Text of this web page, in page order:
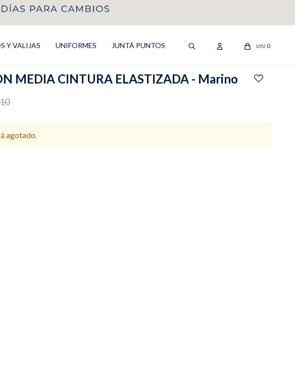
Y VALIJAS UNIFORMES JUNTÁ PUNTOS UYU 0
MEDIA CINTURA ELASTIZADA - Marino
agotado.